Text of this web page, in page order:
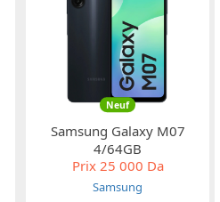
Neuf
Samsung Galaxy M07
4/64GB
Prix25 000 Da
Samsung